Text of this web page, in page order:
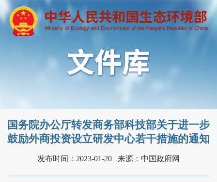
国务院办公厅转发商务部科技部关于进一步
鼓励外商投资设立研发中心若干措施的通知
发布时间：2023-01-20 来源：中国政府网